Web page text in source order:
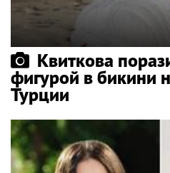
Квиткова
фигурой в бикини
Турции